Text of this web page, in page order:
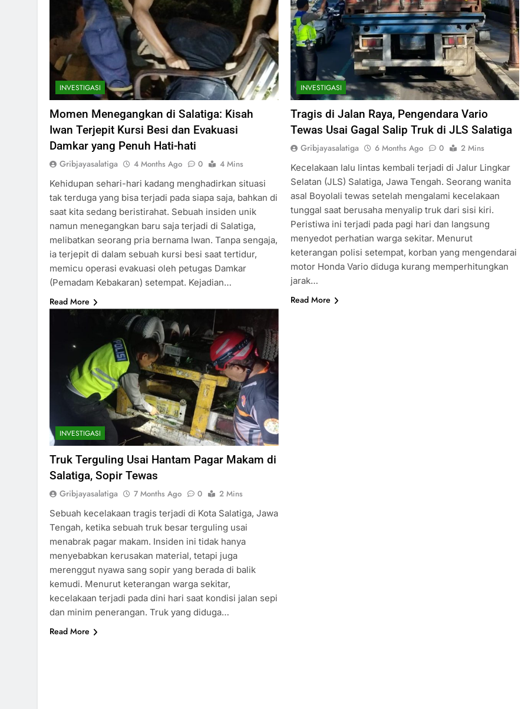
INVESTIGASI
Momen Menegangkan di Salatiga: Kisah
Iwan Terjepit Kursi Besi dan Evakuasi
Damkar yang Penuh Hati-hati
Gribjayasalatiga 4 Months Ago 0
4 Mins
Kehidupan sehari-hari kadang menghadirkan situasi
tak terduga yang bisa terjadi pada siapa saja, bahkan di
saat kita sedang beristirahat. Sebuah insiden unik
namun menegangkan baru saja terjadi di Salatiga,
melibatkan seorang pria bernama Iwan. Tanpa sengaja,
ia terjepit di dalam sebuah kursi besi saat tertidur,
memicu operasi evakuasi oleh petugas Damkar
(Pemadam Kebakaran) setempat. Kejadian…
Read More
INVESTIGASI
Tragis di Jalan Raya, Pengendara Vario
Tewas Usai Gagal Salip Truk di JLS Salatiga
Gribjayasalatiga 6 Months Ago 0
2 Mins
Kecelakaan lalu lintas kembali terjadi di Jalur Lingkar
Selatan (JLS) Salatiga, Jawa Tengah. Seorang wanita
asal Boyolali tewas setelah mengalami kecelakaan
tunggal saat berusaha menyalip truk dari sisi kiri.
Peristiwa ini terjadi pada pagi hari dan langsung
menyedot perhatian warga sekitar. Menurut
keterangan polisi setempat, korban yang mengendarai
motor Honda Vario diduga kurang memperhitungkan
jarak…
Read More
INVESTIGASI
Truk Terguling Usai Hantam Pagar Makam di
Salatiga, Sopir Tewas
Gribjayasalatiga 7 Months Ago 0
2 Mins
Sebuah kecelakaan tragis terjadi di Kota Salatiga, Jawa
Tengah, ketika sebuah truk besar terguling usai
menabrak pagar makam. Insiden ini tidak hanya
menyebabkan kerusakan material, tetapi juga
merenggut nyawa sang sopir yang berada di balik
kemudi. Menurut keterangan warga sekitar,
kecelakaan terjadi pada dini hari saat kondisi jalan sepi
dan minim penerangan. Truk yang diduga…
Read More